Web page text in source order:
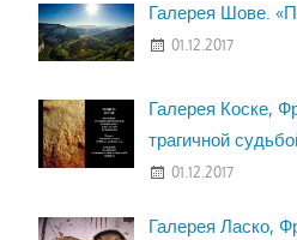
Галерея Шове.
01.12.2017
Галерея Коске,
трагичной
01.12.2017
Галерея Ласко,